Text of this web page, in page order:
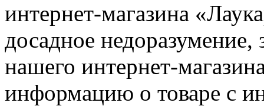
интернет-магазина
досадное недоразумение,
нашего интернет-
информацию о товаре с